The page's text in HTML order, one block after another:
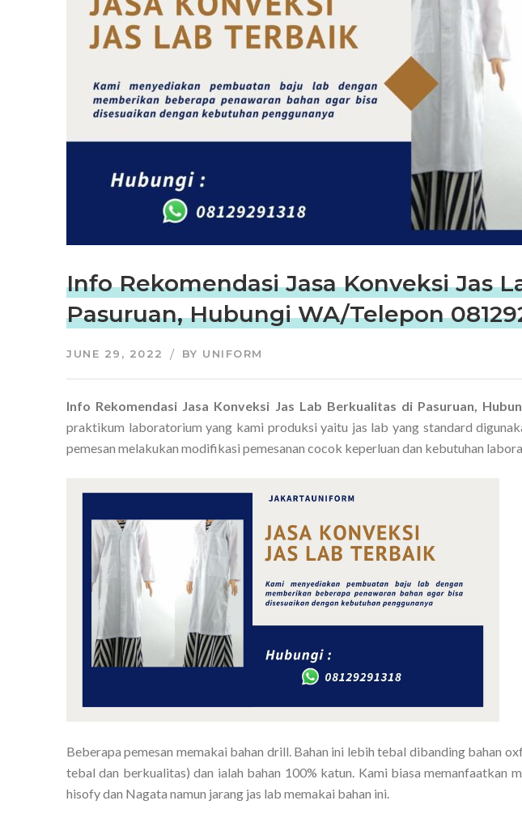
Info Rekomendasi Jasa Konveksi Jas
Pasuruan, Hubungi WA/Telepon
JUNE 29, 2022 BY UNIFORM
Info Rekomendasi Jasa Konveksi Jas Lab Berkualitas di Pasuruan,
praktikum laboratorium yang kami produksi yaitu jas lab yang standard
pemesan melakukan modifikasi pemesanan cocok keperluan dan kebutuhan
Beberapa pemesan memakai bahan drill. Bahan ini lebih tebal dibanding bahan
tebal dan berkualitas) dan ialah bahan 100% katun. Kami biasa memanfaatkan
hisofy dan Nagata namun jarang jas lab memakai bahan ini.